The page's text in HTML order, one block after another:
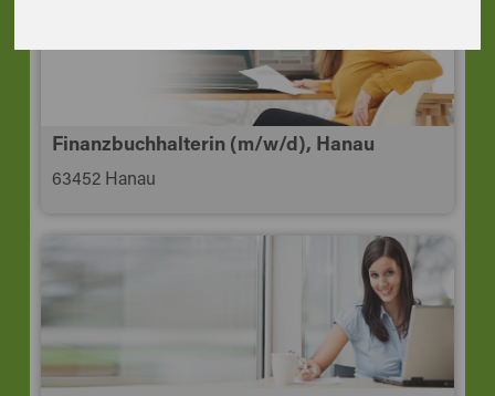
Finanzbuchhalterin (m/w/d), Hanau
63452 Hanau